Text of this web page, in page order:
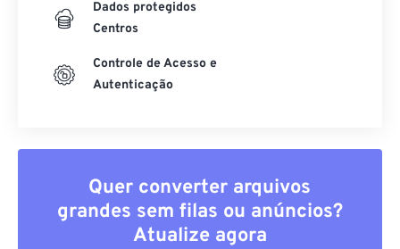
Dados protegidos
Centros
Controle de Acesso e
Autenticação
Quer converter arquivos
grandes sem filas ou anúncios?
Atualize agora